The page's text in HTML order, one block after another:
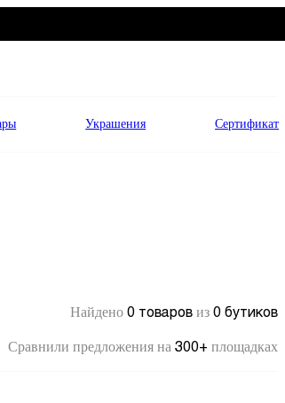
Украшения Сертификат
Найдено 0 товаров из 0 бутиков
Сравнили предложения на 300+ площадках